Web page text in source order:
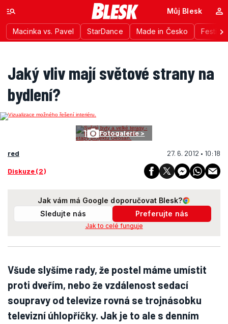
Macinka vs. Pavel StarDance Made in Česko
Můj Blesk
Jaký vliv mají světové strany na
bydlení?
1 Fotogalerie >
red 27. 6. 2012 • 10:18
Diskuze (2)
Jak vám má Google doporučovat Blesk?
Sledujte nás
Preferujte nás
Jak to celé funguje
Všude slyšíme rady, že postel máme umístit
proti dveřím, nebo že vzdálenost sedací
soupravy od televize rovná se trojnásobku
televizní úhlopříčky. Jak je to ale s denním